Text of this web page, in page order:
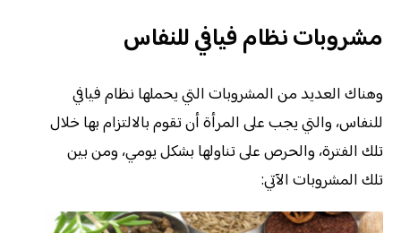
مشروبات نظام فيافي للنفاس
وهناك العديد من المشروبات التي يحملها نظام فيافي
للنفاس، والتي يجب على المرأة أن تقوم بالالتزام بها خلال
تلك الفترة، والحرص على تناولها بشكل يومي، ومن بين
تلك المشروبات الآتي: